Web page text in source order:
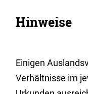
Hinweise
Einigen
Verhältnisse im